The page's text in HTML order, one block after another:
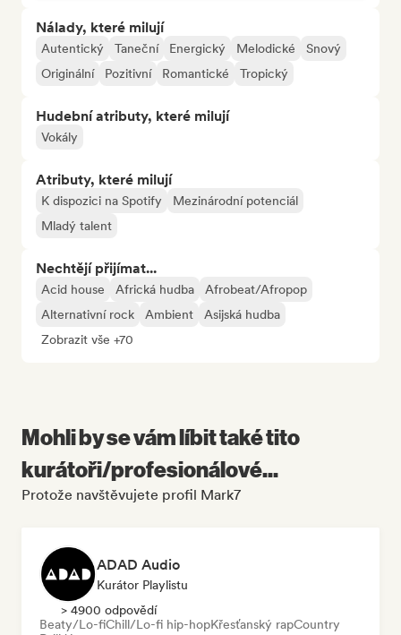
Nálady, které milují
Autentický Taneční Energický Melodické
Snový
Originální
Pozitivní Romantické Tropický
Hudební atributy, které milují
Vokály
Atributy, které milují
K dispozici na Spotify
Mezinárodní potenciál
Mladý talent
Nechtějí přijímat...
Acid house Africká hudba
Afrobeat/Afropop
Alternativní rock
Ambient
Asijská hudba
Zobrazit vše +70
Mohli by se vám líbit také tito
kurátoři/profesionálové...
Protože navštěvujete profil Mark7
ADAD Audio
Kurátor Playlistu
> 4900 odpovědí
Beaty/Lo-fiChill/Lo-fi hip-hopKřesťanský rapCountry